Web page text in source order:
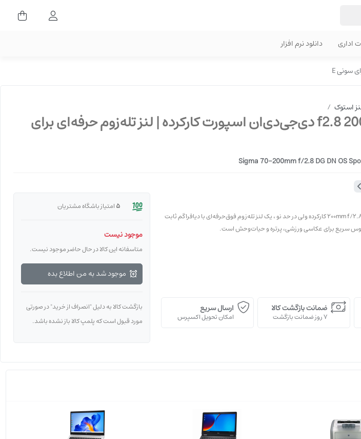
ورود کاربران
اداری دانلود نرم افزار
استوک /
لنز سیگما 70-200 f2.8 دی‌جی‌دی‌ان اسپورت کارکرده | لنز تله‌زوم حرفه‌ای برای
Sigma 70-200mm f/2.8 DG DN OS
لنز سیگما 70-200mm f/2.8 DG DN OS Sports کارکرده ولی در حد نو ، یک لنز تله‌زوم فوق‌حرفه‌ای با دیافراگم ثابت
ضمانت بازگشت کالا
7 روز ضمانت بازگشت
ارسال سریع
اﻣﮑﺎن ﺗﺤﻮﯾﻞ اﮐﺴﭙﺮس
5امتیاز باشگاه مشتریان
موجود نیست
متاسفانه این کالا در حال حاضر موجود نیست.
موجود شد به من اطلاع بده
بازگشت کالا به دلیل "انصراف از خرید" در صورتی
مورد قبول است که پلمپ کالا باز نشده باشد.